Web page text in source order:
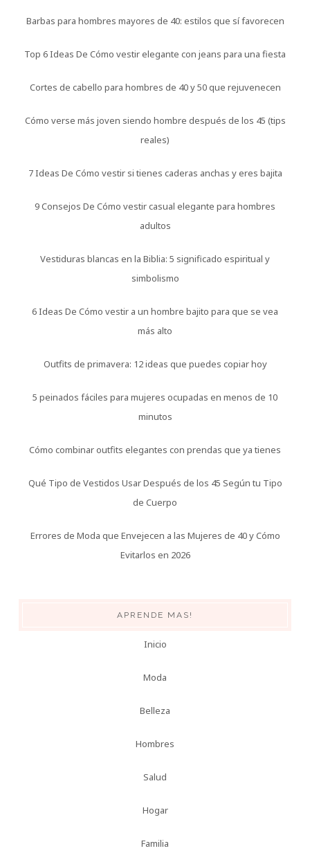
Barbas para hombres mayores de 40: estilos que sí favorecen
Top 6 Ideas De Cómo vestir elegante con jeans para una fiesta
Cortes de cabello para hombres de 40 y 50 que rejuvenecen
Cómo verse más joven siendo hombre después de los 45 (tips
reales)
7 Ideas De Cómo vestir si tienes caderas anchas y eres bajita
9 Consejos De Cómo vestir casual elegante para hombres
adultos
Vestiduras blancas en la Biblia: 5 significado espiritual y
simbolismo
6 Ideas De Cómo vestir a un hombre bajito para que se vea
más alto
Outfits de primavera: 12 ideas que puedes copiar hoy
5 peinados fáciles para mujeres ocupadas en menos de 10
minutos
Cómo combinar outfits elegantes con prendas que ya tienes
Qué Tipo de Vestidos Usar Después de los 45 Según tu Tipo
de Cuerpo
Errores de Moda que Envejecen a las Mujeres de 40 y Cómo
Evitarlos en 2026
APRENDE MAS!
Inicio
Moda
Belleza
Hombres
Salud
Hogar
Familia